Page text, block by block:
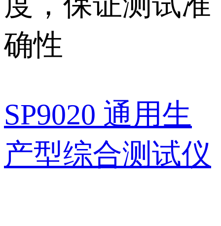
确性
SP9020 通用生
产型综合测试仪